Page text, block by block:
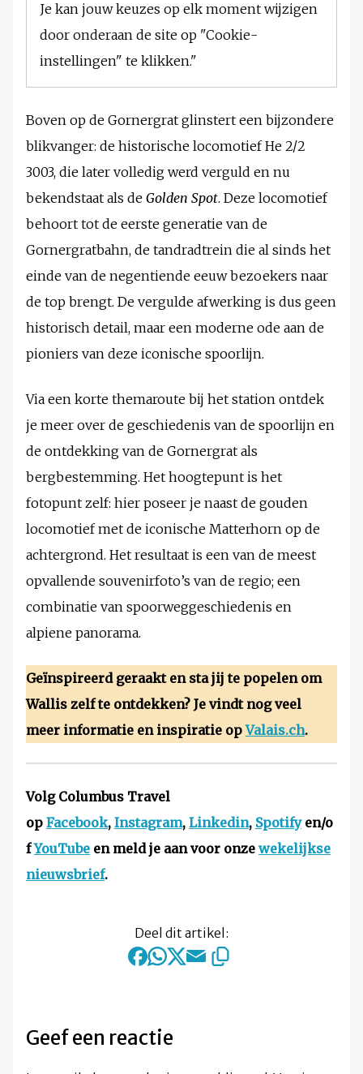
Je kan jouw keuzes op elk moment wijzigen
door onderaan de site op "Cookie-
instellingen" te klikken."
Boven op de Gornergrat glinstert een bijzondere
blikvanger: de historische locomotief He 2/2
3003, die later volledig werd verguld en nu
bekendstaat als de Golden Spot. Deze locomotief
behoort tot de eerste generatie van de
Gornergratbahn, de tandradtrein die al sinds het
einde van de negentiende eeuw bezoekers naar
de top brengt. De vergulde afwerking is dus geen
historisch detail, maar een moderne ode aan de
pioniers van deze iconische spoorlijn.
Via een korte themaroute bij het station ontdek
je meer over de geschiedenis van de spoorlijn en
de ontdekking van de Gornergrat als
bergbestemming. Het hoogtepunt is het
fotopunt zelf: hier poseer je naast de gouden
locomotief met de iconische Matterhorn op de
achtergrond. Het resultaat is een van de meest
opvallende souvenirfoto’s van de regio; een
combinatie van spoorweggeschiedenis en
alpiene panorama.
Geïnspireerd geraakt en sta jij te popelen om
Wallis zelf te ontdekken? Je vindt nog veel
meer informatie en inspiratie opValais.ch.
Volg Columbus Travel
op Facebook, Instagram, Linkedin, Spotifyen/o
fYouTube en meld je aan voor onze wekelijkse
nieuwsbrief.
Deel dit artikel:
Geef een reactie